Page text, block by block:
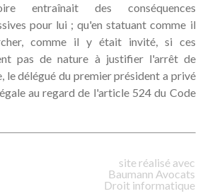
entraînait des conséquences
pour lui ; qu'en statuant comme il
comme il y était invité, si ces
pas de nature à justifier l'arrêt de
le délégué du premier président a privé
au regard de l'article 524 du Code
site réalisé avec
Baumann Avocats
Droit informatique